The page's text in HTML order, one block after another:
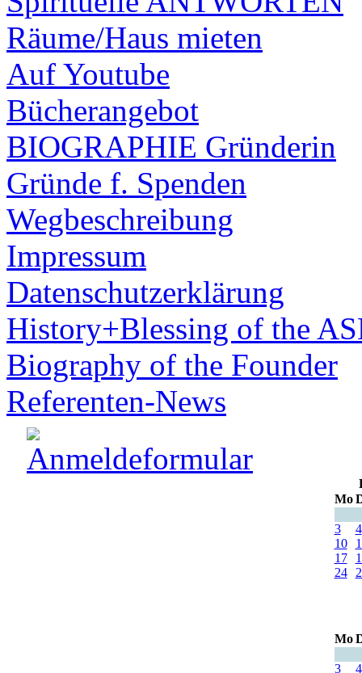
Räume/Haus mieten
Auf Youtube
Bücherangebot
BIOGRAPHIE Gründerin
Gründe f. Spenden
Wegbeschreibung
Impressum
Datenschutzerklärung
History+Blessing of the
Biography of the Founder
Referenten-News
Mo
3
4
10
17
24
Mo
3
4